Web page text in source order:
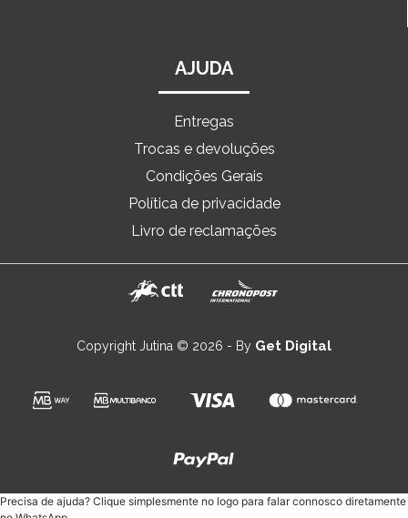
AJUDA
Entregas
Trocas e devoluções
Condições Gerais
Política de privacidade
Livro de reclamações
Copyright Jutina © 2026 - By Get Digital
Precisa de ajuda? Clique simplesmente no logo para falar connosco diretamente